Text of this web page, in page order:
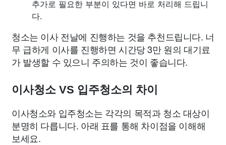
추가로 필요한 부분이 있다면 바로 처리해 드립니
다.
청소는 이사 전날에 진행하는 것을 추천드립니다. 너
무 급하게 이사를 진행하면 시간당 3만 원의 대기료
가 발생할 수 있으니 주의하는 것이 좋습니다.
이사청소 VS 입주청소의 차이
이사청소와 입주청소는 각각의 목적과 청소 대상이
분명히 다릅니다. 아래 표를 통해 차이점을 이해해
보세요.